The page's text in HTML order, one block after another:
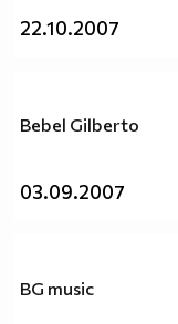
22.10.2007
Bebel Gilberto
03.09.2007
BG music